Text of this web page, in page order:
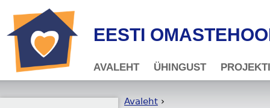
EESTI
AVALEHT ÜHINGUST
Avaleht ›